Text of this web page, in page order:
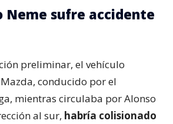
Neme sufre accidente
preliminar, el vehículo
conducido por el
mientras circulaba por Alonso
al sur, habría colisionado